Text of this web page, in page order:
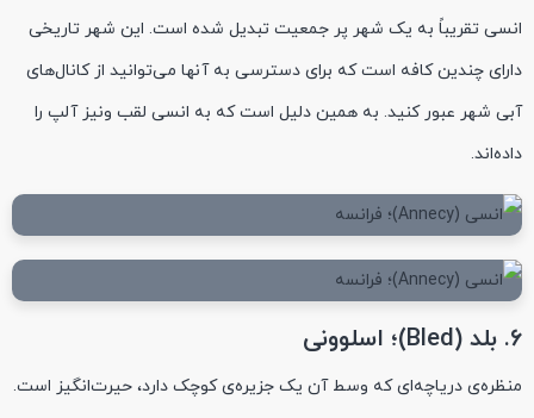
انسی تقریباً به یک شهر پر جمعیت تبدیل شده است. این شهر تاریخی
دارای چندین کافه است که برای دسترسی به آنها می‌توانید از کانال‌های
آبی شهر عبور کنید. به همین دلیل است که به انسی لقب ونیز آلپ را
داده‌اند.
۶. بلد (Bled)؛ اسلوونی
منظره‌ی دریاچه‌ای که وسط آن یک جزیره‌ی کوچک دارد، حیرت‌انگیز است.